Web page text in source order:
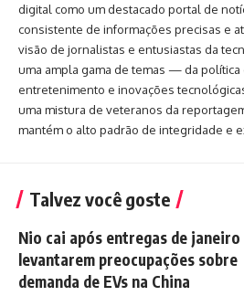
digital como um destacado portal de
consistente de informações precisas e
visão de jornalistas e entusiastas da
uma ampla gama de temas — da política
entretenimento e inovações
uma mistura de veteranos da
mantém o alto padrão de integridade e
Talvez você goste
Nio cai após entregas de janeiro
levantarem preocupações sobre
demanda de EVs na China